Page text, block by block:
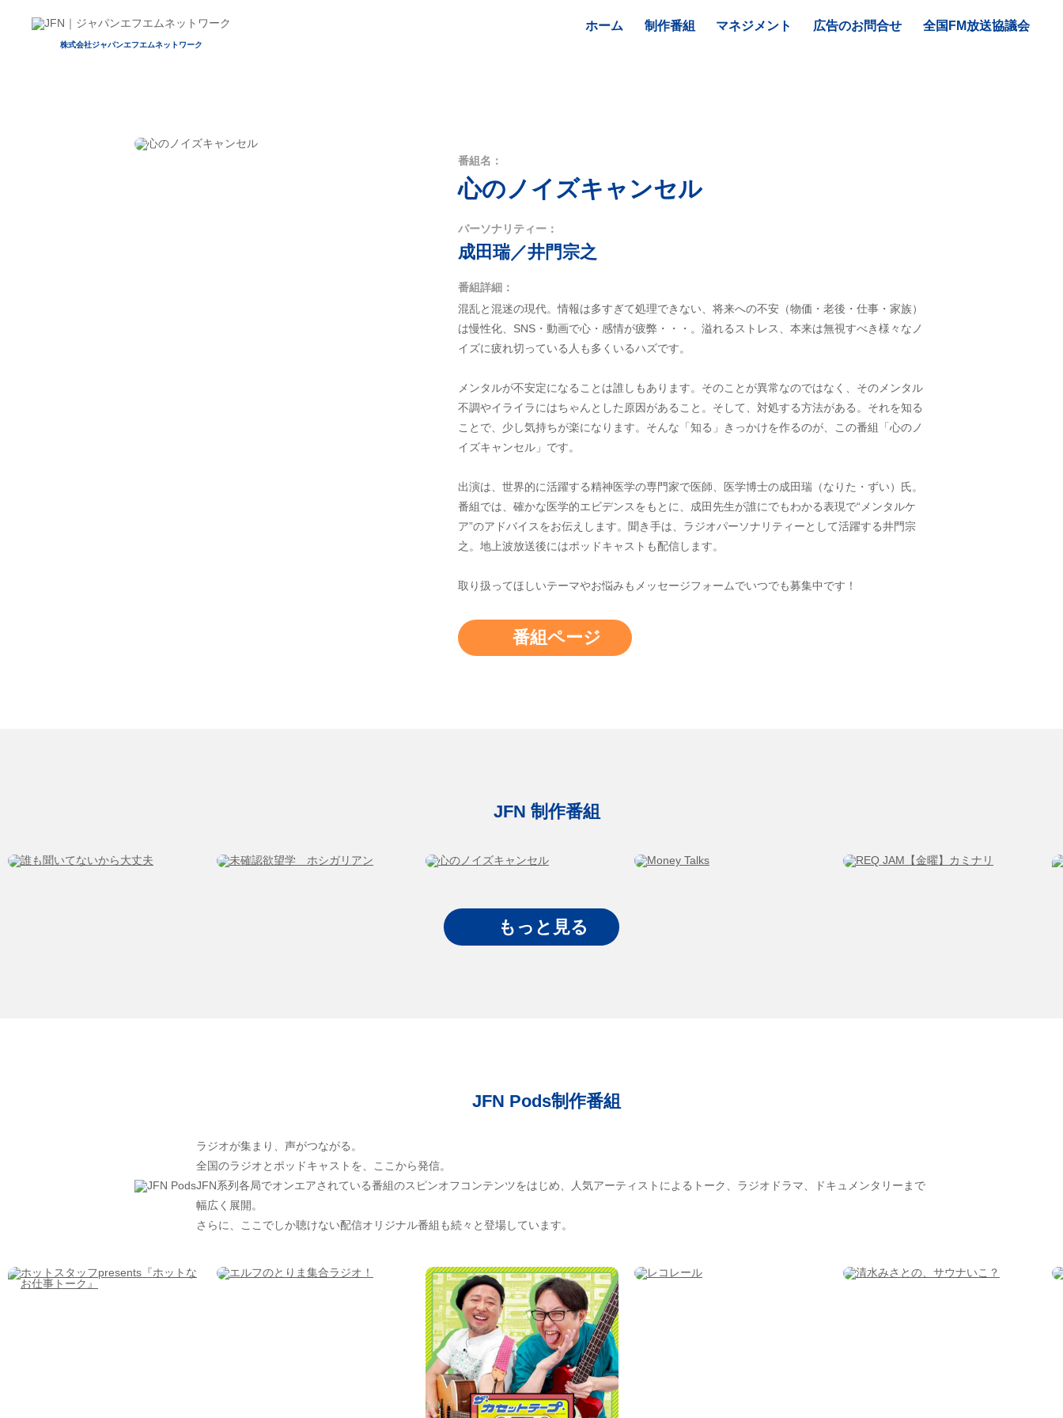
株式会社ジャパンエフエムネットワーク
ホーム 制作番組 マネジメント 広告のお問合せ 全国FM放送協議会
番組名：
心のノイズキャンセル
パーソナリティー：
成田瑞／井門宗之
番組詳細：
混乱と混迷の現代。情報は多すぎて処理できない、将来への不安（物価・老後・仕事・家族）
は慢性化、SNS・動画で心・感情が疲弊・・・。溢れるストレス、本来は無視すべき様々なノ
イズに疲れ切っている人も多くいるハズです。
メンタルが不安定になることは誰しもあります。そのことが異常なのではなく、そのメンタル
不調やイライラにはちゃんとした原因があること。そして、対処する方法がある。それを知る
ことで、少し気持ちが楽になります。そんな「知る」きっかけを作るのが、この番組「心のノ
イズキャンセル」です。
出演は、世界的に活躍する精神医学の専門家で医師、医学博士の成田瑞（なりた・ずい）氏。
番組では、確かな医学的エビデンスをもとに、成田先生が誰にでもわかる表現で“メンタルケ
ア”のアドバイスをお伝えします。聞き手は、ラジオパーソナリティーとして活躍する井門宗
之。地上波放送後にはポッドキャストも配信します。
取り扱ってほしいテーマやお悩みもメッセージフォームでいつでも募集中です！
番組ページ
JFN 制作番組
もっと見る
JFN Pods制作番組
ラジオが集まり、声がつながる。
全国のラジオとポッドキャストを、ここから発信。
JFN系列各局でオンエアされている番組のスピンオフコンテンツをはじめ、人気アーティストによるトーク、ラジオドラマ、ドキュメンタリーまで
幅広く展開。
さらに、ここでしか聴けない配信オリジナル番組も続々と登場しています。